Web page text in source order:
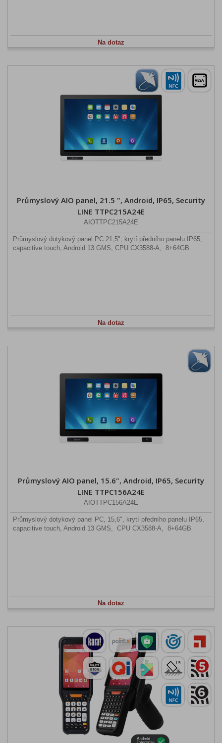
Na dotaz
Průmyslový AIO panel, 21.5 ", Android, IP65, Security
LINE TTPC215A24E
AIOTTPC215A24E
Průmyslový dotykový panel PC 21,5", krytí předního panelu IP65,
capacitive touch, Android 13 GMS, CPU CX3588-A, 8+64GB
Na dotaz
Průmyslový AIO panel, 15.6", Android, IP65, Security
LINE TTPC156A24E
AIOTTPC156A24E
Průmyslový dotykový panel PC, 15,6", krytí předního panelu IP65,
capacitive touch, Android 13 GMS, CPU CX3588-A, 8+64GB
Na dotaz